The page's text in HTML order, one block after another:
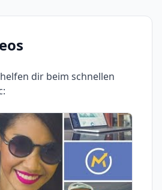
dir beim schnellen
: